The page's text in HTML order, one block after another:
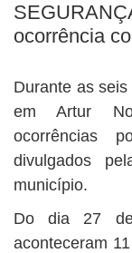
ocorrência
Durante as
em Artur
ocorrências
divulgados
município.
Do dia 27
aconteceram